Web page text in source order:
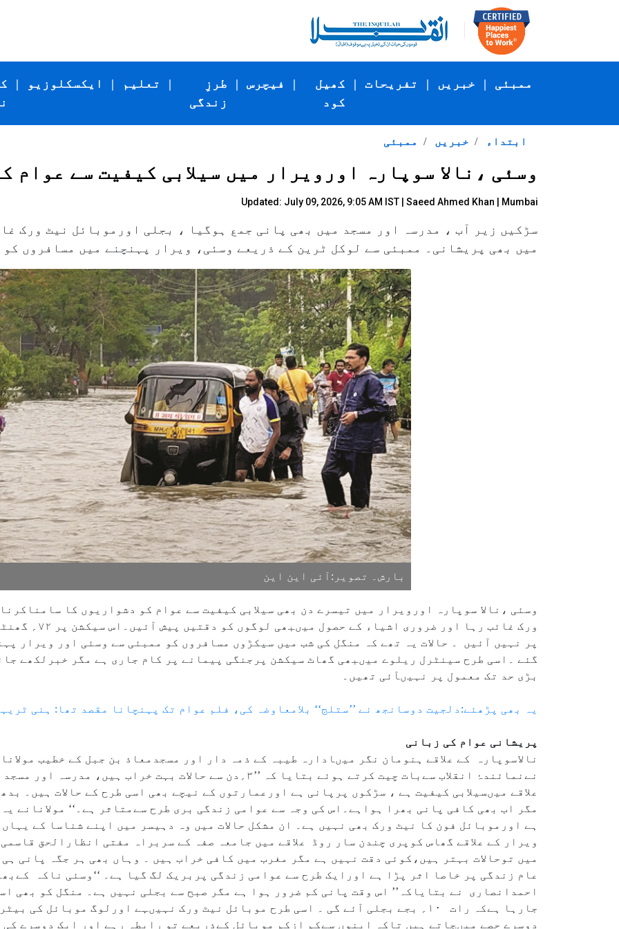
| ایکسکلوزیو | تعلیم |
طرزِ
زندگی
| فیچرس |
کھیل
کود
| تفریحات | خبریں | ممبئی
ممبئی خبریں ابتداء
وسئی ،نالا سوپارہ اورویرار میں سیلابی کیفیت سے عوام
Updated: July 09, 2026, 9:05 AM IST | Saeed Ahmed Khan | Mumbai
سڑکیں زیر آب ، مدرسہ اور مسجد میں بھی پانی جمع ہوگیا ، بجلی اورموبائل نیٹ ورک
میں بھی پریشانی۔ ممبئی سے لوکل ٹرین کے ذریعے وسئی، ویرار پہنچنے میں مسافروں کو ۷، ۸؍ گھنٹے لگ گئے۔
بارش۔ تصویر:آئی این این
وسئی ،نالا سوپارہ اورویرار میں تیسرے دن بھی سیلابی کیفیت سے عوام کو دشواریوں کا
ورک غائب رہا اور
گئے ۔اسی طرح سینٹرل ریلوے میںبھی گھاٹ سیکشن پرجنگی پیمانے پر کام جاری ہے مگر خبرلکھے
بڑی حد تک معمول پر نہیںآئی تھیں۔
یہ بھی پڑھئے:دلجیت دوسانجھ نے ’’ستلج‘‘ بلامعاوضہ کی، فلم عوام تک پہنچانا مقصد تھا: ہنی
پریشانی عوام کی زبانی
نالاسوپارہ کے علاقے ہنومان نگر میںادارہ طیبہ کے ذمہ دار اور مسجدمعاذ بن جبل کے خطیب
نےنمائندۂ انقلاب سےبات چیت کرتے ہوئے بتایا کہ ’’۳؍دن سے حالات بہت
علاقے میںسیلابی کیفیت ہے ، سڑکوں پرپانی ہے اورعمارتوں کے نیچے بھی اسی طرح کے حالات ہیں۔
مگر اب بھی کافی پانی بھرا ہواہے۔اس کی وجہ سے عوامی زندگی بری طرح سےمتاثر ہے۔‘‘ مولانانے
ہے اورموبائل فون کا نیٹ ورک بھی نہیں ہے۔ ان مشکل حالات میں وہ دہیسر میں اپنے شناسا کے یہاں
ویرار کے علاقے گھاس کوپری چندن سار روڈ علاقے میں جامعہ صفہ کے سربراہ مفتی انظارالحق
میں توحالات بہتر ہیں،کوئی دقت نہیں ہے مگر مغرب میں کافی خراب ہیں ۔ وہاں بھی ہر جگہ پانی
عام زندگی پر خاصا اثر پڑا ہے اورایک طرح سے عوامی زندگی پربریک لگ گیا ہے۔ ‘‘وسئی ناکہ
احمدانصاری نے بتایاکہ’’ اس وقت پانی کم ضرور ہوا ہے مگر صبح سے بجلی نہیں ہے۔ منگل کو بھی
جارہا ہےکہ رات ۱۰؍ بجے بجلی آئے گی ۔ اسی طرح موبائل نیٹ ورک نہیںہے اورلوگ موبائل
دوسرے حصے میںجاتے ہیں تاکہ اپنوں سےکم ازکم موبائل کےذریعے تو رابطہ رہے اور ایک دوسرے کی